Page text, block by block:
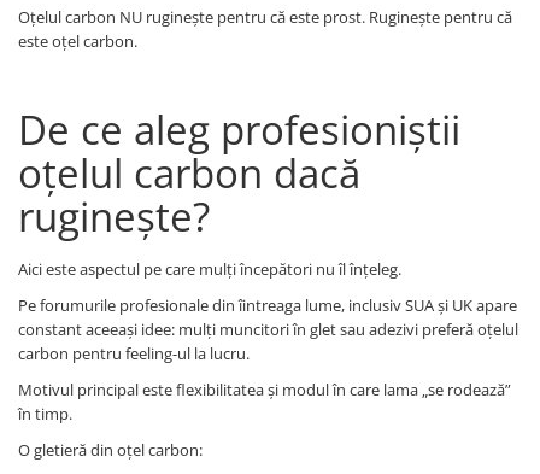
Oțelul carbon NU ruginește pentru că este prost. Ruginește pentru că
este oțel carbon.
De ce aleg profesioniștii
oțelul carbon dacă
ruginește?
Aici este aspectul pe care mulți începători nu îl înțeleg.
Pe forumurile profesionale din îintreaga lume, inclusiv SUA și UK apare
constant aceeași idee: mulți muncitori în glet sau adezivi preferă oțelul
carbon pentru feeling-ul la lucru.
Motivul principal este flexibilitatea și modul în care lama „se rodează”
în timp.
O gletieră din oțel carbon: